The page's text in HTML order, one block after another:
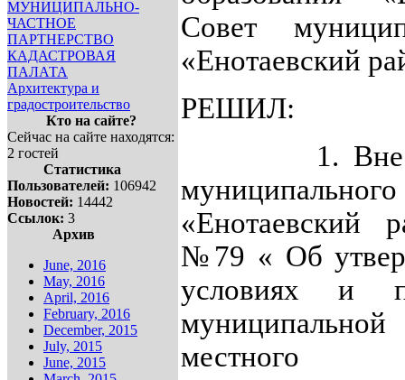
МУНИЦИПАЛЬНО-
ЧАСТНОЕ
ПАРТНЕРСТВО
КАДАСТРОВАЯ
ПАЛАТА
Архитектура и
градостроительство
Кто на сайте?
Сейчас на сайте находятся:
2 гостей
Статистика
Пользователей: 106942
Новостей: 14442
Ссылок: 3
Архив
June, 2016
May, 2016
April, 2016
February, 2016
December, 2015
July, 2015
June, 2015
Совет
«Енотаевский
РЕШИЛ:
1.
«Енотаевский
№79 « Об
условиях и
местного